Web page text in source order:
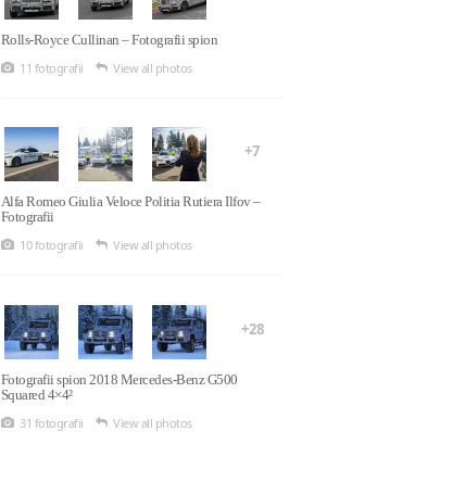
Rolls-Royce Cullinan – Fotografii spion
11 fotografii
View all photos
+7
Alfa Romeo Giulia Veloce Politia Rutiera Ilfov –
Fotografii
10 fotografii
View all photos
+28
Fotografii spion 2018 Mercedes-Benz G500
Squared 4×4²
31 fotografii
View all photos